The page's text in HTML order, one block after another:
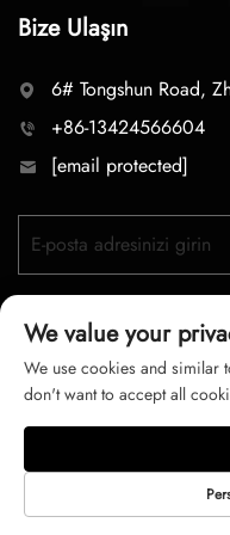
Bize Ulaşın
6# Tongshun Road,
+86-13424566604
[email protected]
Telif hakkı © 2026
Gizlilik
We value your
We use cookies and similar
don't want to accept all